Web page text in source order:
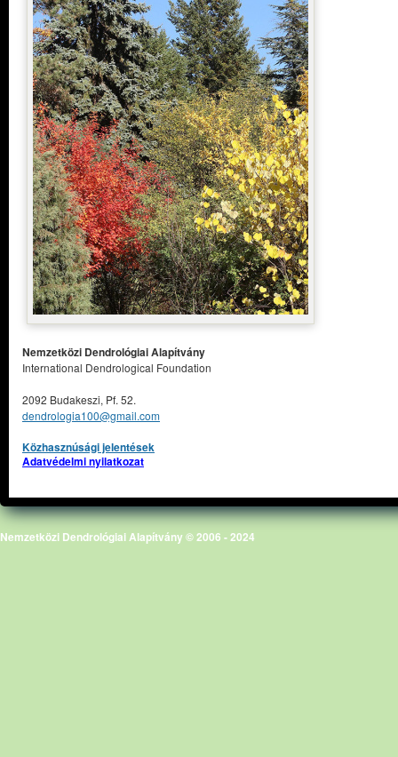
Nemzetközi Dendrológiai Alapítvány
International Dendrological Foundation
2092 Budakeszi, Pf. 52.
dendrologia100@gmail.com
Közhasznúsági jelentések
Adatvédelmi nyilatkozat
Nemzetközi Dendrológiai Alapítvány © 2006 - 2024